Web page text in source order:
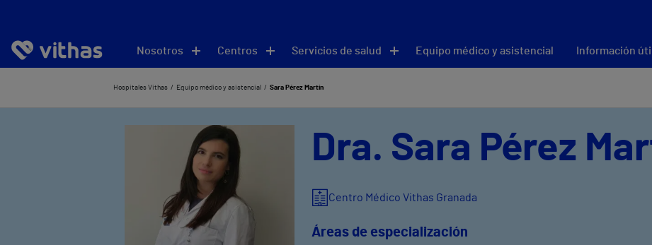
Nosotros Centros Servicios de salud Equipo médico y asistencial Información
Hospitales Vithas Equipo médico y asistencial Sara Pérez Martín
Dra. Sara Pérez
Centro Médico Vithas Granada
Áreas de especialización